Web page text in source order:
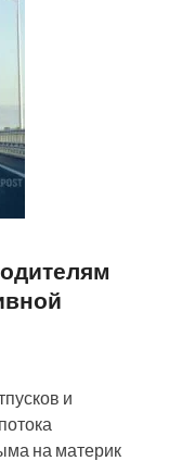
и
на материк